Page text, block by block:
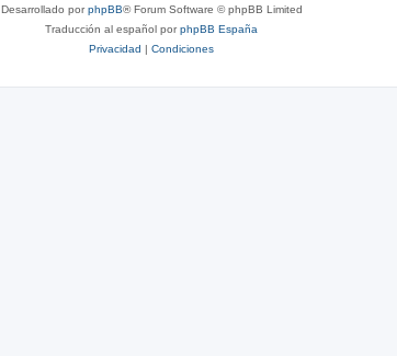
Desarrollado porphpBB® Forum Software © phpBB Limited
Traducción al español porphpBB España
Privacidad | Condiciones